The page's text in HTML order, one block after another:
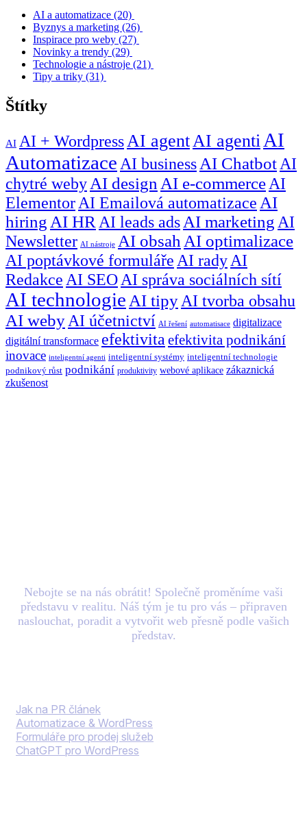
AI a automatizace (20)
Byznys a marketing (26)
Inspirace pro weby (27)
Novinky a trendy (29)
Technologie a nástroje (21)
Tipy a triky (31)
Štítky
AI AI + Wordpress AI agent AI agenti AI
Automatizace AI business AI Chatbot AI
chytré weby AI design AI e-commerce AI
Elementor AI Emailová automatizace AI
hiring AI HR AI leads ads AI marketing AI
Newsletter AI nástroje AI obsah AI optimalizace
AI poptávkové formuláře AI rady AI
Redakce AI SEO AI správa sociálních sítí
AI technologie AI tipy AI tvorba obsahu
AI weby AI účetnictví AI řešení automatisace digitalizace
digitální transformace efektivita efektivita podnikání
inovace inteligentní agenti inteligentní systémy inteligentní technologie
podnikový růst podnikání produktivity webové aplikace zákaznická
zkušenost
Nebojte se na nás obrátit! Společně proměníme vaši
představu v realitu. Náš tým je tu pro vás – připraven
naslouchat, poradit a vytvořit web přesně podle vašich
představ.
Jak na PR článek
Automatizace & WordPress
Formuláře pro prodej služeb
ChatGPT pro WordPress